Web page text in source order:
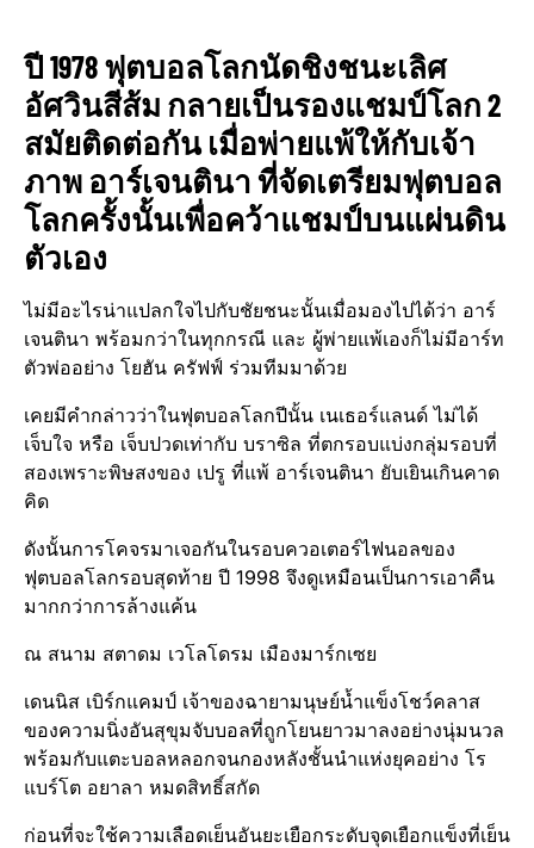
ปี 1978 ฟุตบอล​โลก​นัดชิงชนะเลิศ​
อัศวินสีส้ม กลายเป็นรองแชมป์​โลก​ 2
สมัยติดต่อกัน​ เมื่อพ่ายแพ้ให้กับเจ้า
ภาพ อาร์เจน​ติ​นา​ ที่จัดเตรียม​ฟุตบอล​
โลก​ครั้งนั้นเพื่อคว้าแชมป์​บนแผ่นดิน​
ตัวเอง
ไม่มีอะไรน่าแปลกใจไปกับชัยชนะนั้นเมื่อมองไปได้ว่า อาร์
เจน​ติ​นา​ พร้อมกว่าในทุกกรณี​ และ ผู้พ่ายแพ้เองก็ไม่มีอาร์ท
ตัวพ่ออย่าง โยฮัน ครัฟฟ์ ร่วมทีมมาด้วย
เคยมีคำกล่าวว่าในฟุตบอล​โลก​ปีนั้น เนเธอร์แลนด์​ ไม่ได้
เจ็บใจ หรือ เจ็บปวดเท่ากับ บราซิล​ ที่ตกรอบแบ่ง​กลุ่ม​รอบที่
สองเพราะพิษ​สงของ เปรู ที่แพ้ อาร์เจน​ติ​นา​ ยับเยินเกินคาด
คิด
ดังนั้นการโคจรมาเจอกันในรอบควอเตอร์​ไฟนอลของ
ฟุตบอล​โลก​รอบ​สุดท้าย​ ปี 1998 จึงดูเหมือนเป็นการเอาคืน
มากกว่าการล้างแค้น
ณ สนาม สตาดม เวโลโดรม เมืองมาร์กเซย
เดนนิส เบิร์กแคมป์ เจ้าของฉายามนุษย์​น้ำแข็ง​โชว์คลาส
ของความนิ่งอันสุขุมจับบอลที่ถูกโยนยาวมาลงอย่างนุ่มนวล
พร้อมกับแตะบอลหลอกจนกองหลังชั้นนำแห่งยุคอย่าง โร
แบร์​โต​ อยาลา หมดสิทธิ์​สกัด
ก่อนที่จะใช้ความเลือดเย็นอันยะเยือก​ระดับจุดเยือกแข็ง​ที่เย็น